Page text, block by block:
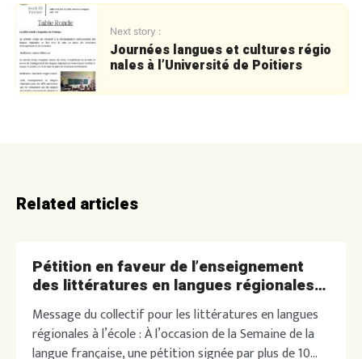
Next story :
Journées langues et cultures régio
nales à l’Université de Poitiers
Related articles
Pétition en faveur de l’enseignement
des littératures en langues régionales à
l’école
Message du collectif pour les littératures en langues
régionales à l’école : À l’occasion de la Semaine de la
langue française, une pétition signée par plus de 10